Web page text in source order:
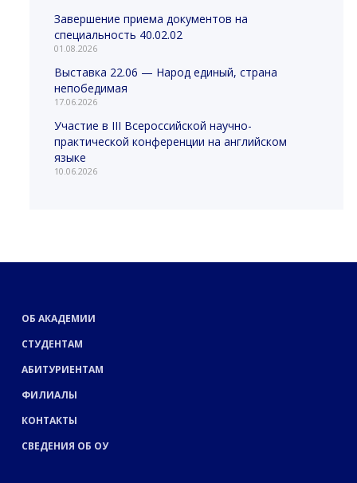
Завершение приема документов на
специальность 40.02.02
01.08.2026
Выставка 22.06 — Народ единый, страна
непобедимая
17.06.2026
Участие в III Всероссийской научно-
практической конференции на английском
языке
10.06.2026
ОБ АКАДЕМИИ
СТУДЕНТАМ
АБИТУРИЕНТАМ
ФИЛИАЛЫ
КОНТАКТЫ
СВЕДЕНИЯ ОБ ОУ